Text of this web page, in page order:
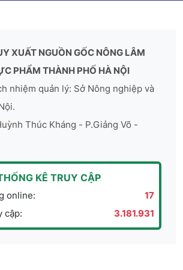
XUẤT NGUỒN GỐC NÔNG LÂM
PHẨM THÀNH PHỐ HÀ NỘI
nhiệm quản lý: Sở Nông nghiệp và
Thúc Kháng - P.Giảng Võ -
KÊ TRUY CẬP
online:
17
cập:
3.181.931